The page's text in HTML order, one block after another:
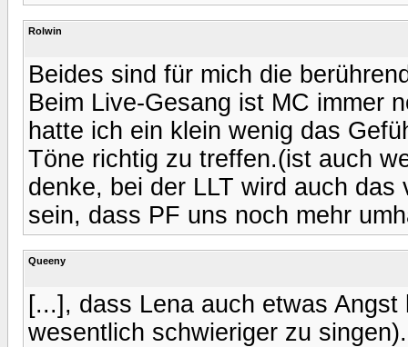
Rolwin
Beides sind für mich die
Beim Live-Gesang ist MC immer
hatte ich ein klein wenig das
Töne richtig zu treffen.(ist auch
denke, bei der LLT wird auch
sein, dass PF uns noch mehr
Queeny
[...], dass Lena auch etwas
wesentlich schwieriger zu